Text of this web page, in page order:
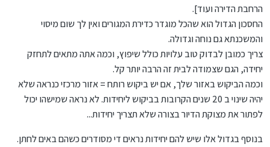
הרחבת הדירה ועוד].
החסכון הגדול הוא שהכל מוגדר כדירת המגורים ואין לך שום מיסוי
והמשכנתא גם נוחה וגדולה.
צריך כמובן לבדוק טוב עלויות כולל שיפוץ, וכמה אתה מתאים לתחזק
יחידה, הגם שצמודה לבית זה הרבה יותר קל.
וכמה הביקוש באזור שלך, אם יש ביקוש רותח = אזור מרכזי כנראה שלא
יהיה שינוי ב 20 שנים הקרובות בביקוש ליחידות. לא נראה שמישהו יכול
לפתור את מצוקת הדיור בצורה שלא תצריך יחידות...
בנוסף בגדול אלו שיש להם יחידות נראים די מסודרים כשהם באים לחתן.